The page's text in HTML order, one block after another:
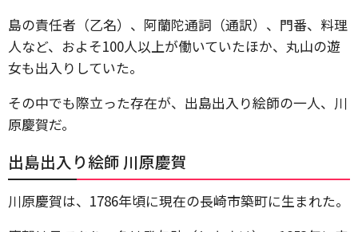
島の責任者（乙名）、阿蘭陀通詞（通訳）、門番、料理
人など、およそ100人以上が働いていたほか、丸山の遊
女も出入りしていた。
その中でも際立った存在が、出島出入り絵師の一人、川
原慶賀だ。
出島出入り絵師 川原慶賀
川原慶賀は、1786年頃に現在の長崎市築町に生まれた。